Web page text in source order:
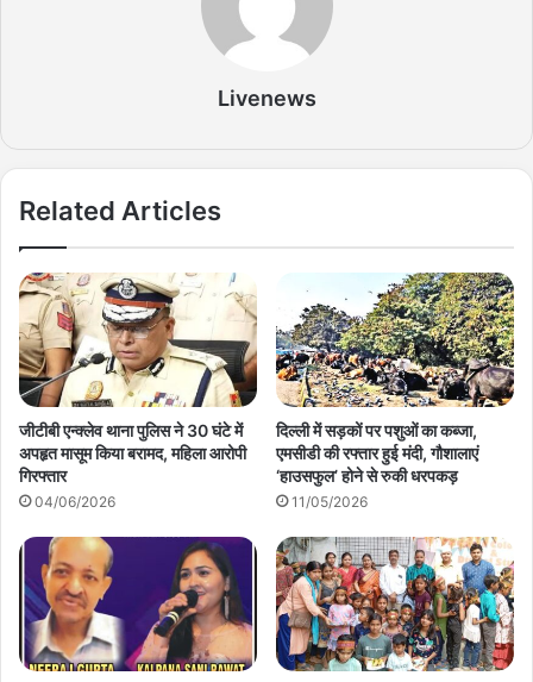
Livenews
Related Articles
जीटीबी एन्क्लेव थाना पुलिस ने 30 घंटे में
अपहृत मासूम किया बरामद, महिला आरोपी
गिरफ्तार
04/06/2026
दिल्ली में सड़कों पर पशुओं का कब्जा,
एमसीडी की रफ्तार हुई मंदी, गौशालाएं
‘हाउसफुल’ होने से रुकी धरपकड़
11/05/2026